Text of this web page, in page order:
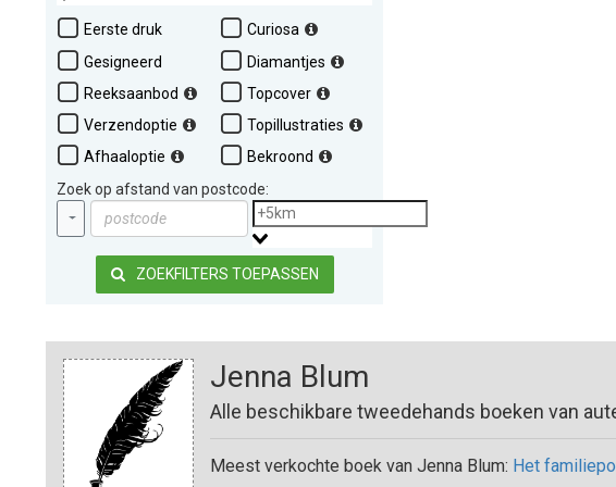
Eerste druk
Gesigneerd
Reeksaanbod
Verzendoptie
Afhaaloptie
Curiosa
Diamantjes
Topcover
Topillustraties
Bekroond
Zoek op afstand van postcode:
ZOEKFILTERS TOEPASSEN
Jenna Blum
Alle beschikbare tweedehands boeken van
Meest verkochte boek van Jenna Blum: Het